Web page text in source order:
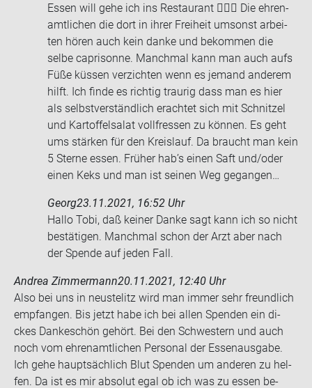
Essen will gehe ich ins Re­stau­rant 🤦🏻‍♀️ Die eh­ren­
amt­li­chen die dort in ihrer Frei­heit um­sonst ar­bei­
ten hören auch kein danke und be­kom­men die
selbe ca­pri­son­ne. Manch­mal kann man auch aufs
Füße küs­sen ver­zich­ten wenn es je­mand an­de­rem
hilft. Ich finde es rich­tig trau­rig dass man es hier
als selbst­ver­ständ­lich er­ach­tet sich mit Schnit­zel
und Kar­tof­fel­sa­lat voll­fres­sen zu kön­nen. Es geht
ums stär­ken für den Kreis­lauf. Da braucht man kein
5 Ster­ne essen. Frü­her hab’s einen Saft und/oder
einen Keks und man ist sei­nen Weg ge­gan­gen…
Georg23.11.2021, 16:52 Uhr
Hallo Tobi, daß kei­ner Danke sagt kann ich so nicht
be­stä­ti­gen. Manch­mal schon der Arzt aber nach
der Spen­de auf jeden Fall.
Andrea Zimmermann20.11.2021, 12:40 Uhr
Also bei uns in neu­stelitz wird man immer sehr freund­lich
emp­fan­gen. Bis jetzt habe ich bei allen Spen­den ein di­
ckes Dan­ke­schön ge­hört. Bei den Schwes­tern und auch
noch vom eh­ren­amt­li­chen Per­so­nal der Es­sen­aus­ga­be.
Ich gehe haupt­säch­lich Blut Spen­den um an­de­ren zu hel­
fen. Da ist es mir ab­so­lut egal ob ich was zu essen be­